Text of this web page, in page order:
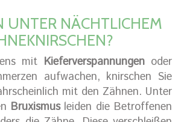
UNTER NÄCHTLICHEM
mit Kieferverspannungenoder
aufwachen, knirschen Sie
mit den Zähnen. Unter
Bruxismusleiden die Betroffenen